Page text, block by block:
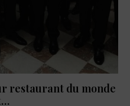
restaurant du monde